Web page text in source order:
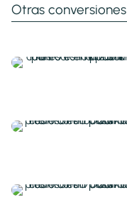
Otras conversiones